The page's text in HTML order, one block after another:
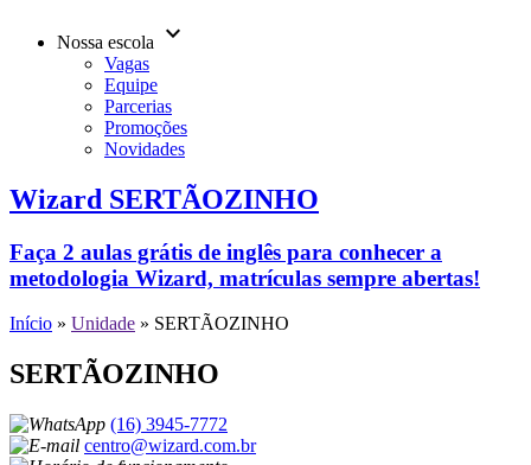
Nossa escola keyboard_arrow_down
Vagas
Equipe
Parcerias
Promoções
Novidades
Wizard SERTÃOZINHO
Faça 2 aulas grátis de inglês para conhecer a
metodologia Wizard, matrículas sempre abertas!
Início » Unidade » SERTÃOZINHO
SERTÃOZINHO
(16) 3945-7772
centro@wizard.com.br